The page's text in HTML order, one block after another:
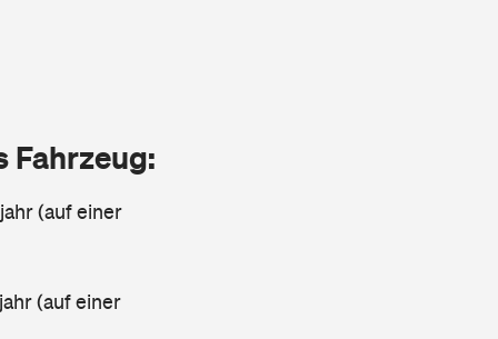
Fahrzeug:
(auf einer
(auf einer